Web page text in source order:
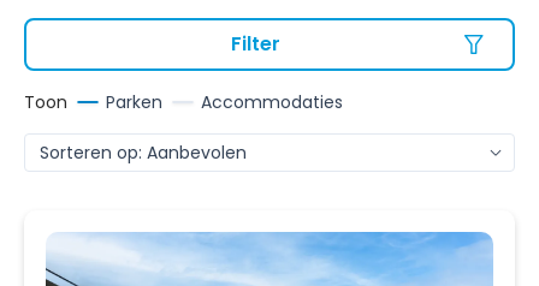
Filter
Toon Parken Accommodaties